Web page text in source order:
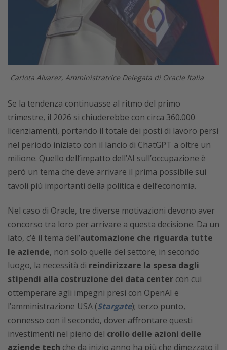
Carlota Alvarez, Amministratrice Delegata di Oracle Italia
Se la tendenza continuasse al ritmo del primo
trimestre, il 2026 si chiuderebbe con circa 360.000
licenziamenti, portando il totale dei posti di lavoro persi
nel periodo iniziato con il lancio di ChatGPT a oltre un
milione. Quello dell’impatto dell’AI sull’occupazione è
però un tema che deve arrivare il prima possibile sui
tavoli più importanti della politica e dell’economia.
Nel caso di Oracle, tre diverse motivazioni devono aver
concorso tra loro per arrivare a questa decisione. Da un
lato, c’è il tema dell’automazione che riguarda tutte
le aziende, non solo quelle del settore; in secondo
luogo, la necessità di reindirizzare la spesa dagli
stipendi alla costruzione dei data center con cui
ottemperare agli impegni presi con OpenAI e
l’amministrazione USA (Stargate); terzo punto,
connesso con il secondo, dover affrontare questi
investimenti nel pieno del crollo delle azioni delle
aziende tech che da inizio anno ha più che dimezzato il